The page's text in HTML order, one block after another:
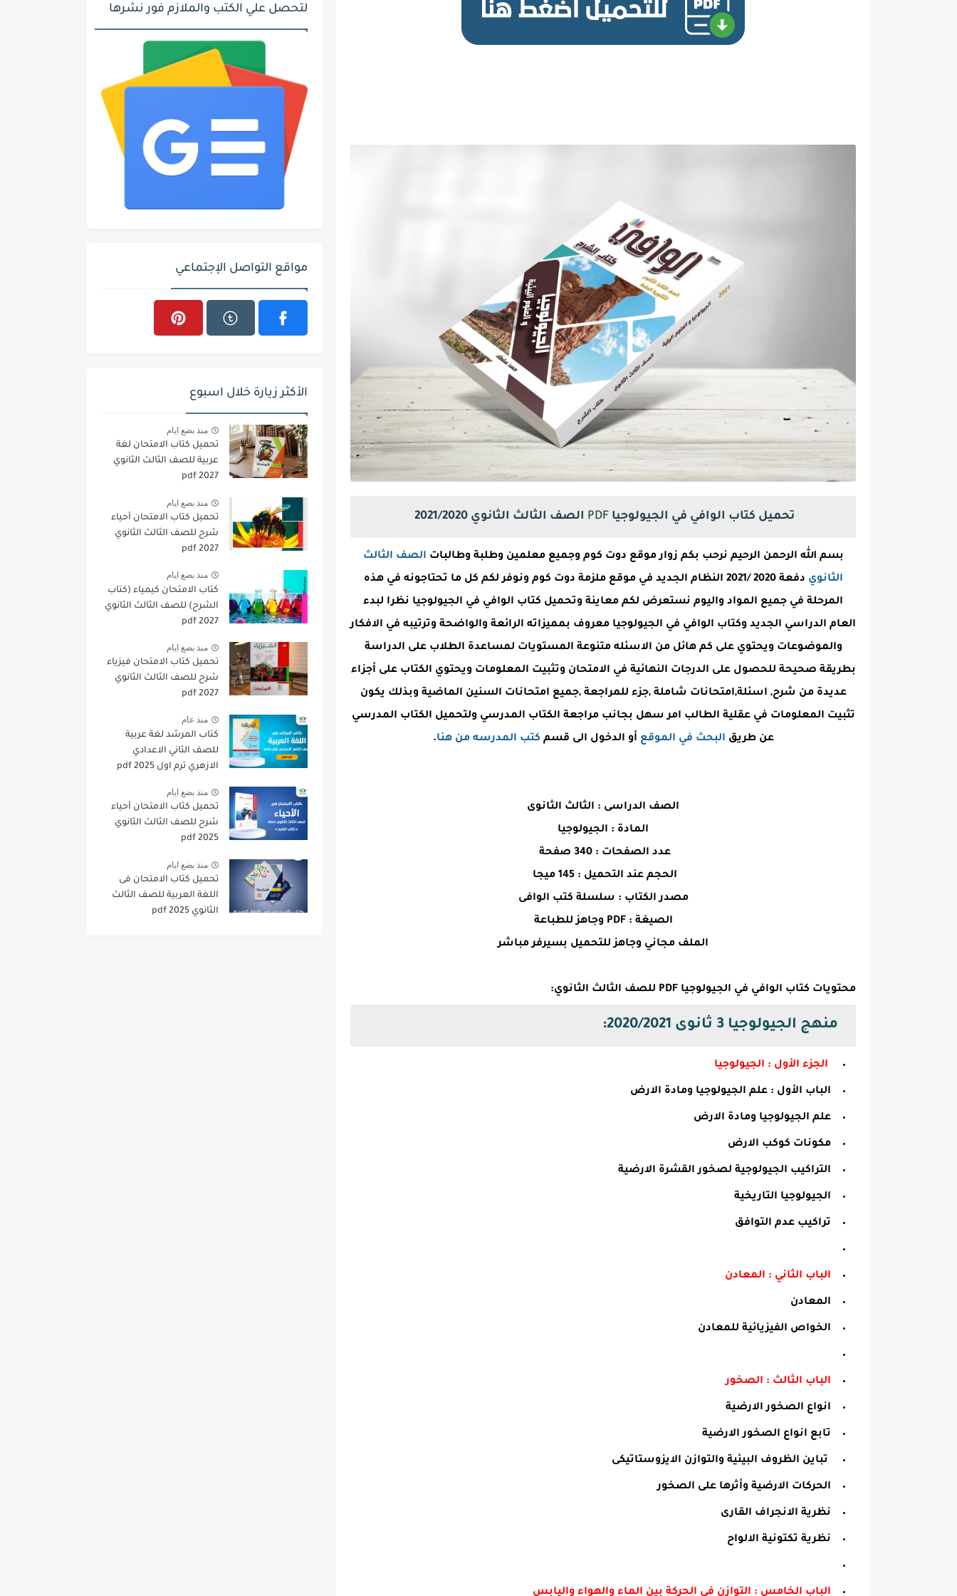
تحميل كتاب الوافي في الجيولوجيا PDF الصف الثالث الثانوي 2021/2020
بسم الله الرحمن الرحيم نرحب بكم زوار موقع دوت كوم وجميع معلمين وطلبة وطالبات الصف الثالث
الثانوي
دفعة 2020 /2021 النظام الجديد في موقع ملزمة دوت كوم ونوفر لكم كل ما تحتاجونه في هذه
المرحلة في جميع المواد واليوم نستعرض لكم معاينة وتحميل كتاب الوافي في الجيولوجيا نظرا لبدء
العام الدراسي الجديد وكتاب الوافي في الجيولوجيا معروف بمميزاته الرائعة والواضحة وترتيبه في الافكار
والموضوعات ويحتوي على كم هائل من الاسئله متنوعة المستويات لمساعدة الطلاب على الدراسة
بطريقة صحيحة للحصول على الدرجات النهائية في الامتحان وتثبيت المعلومات ويحتوي الكتاب على أجزاء
عديدة من شرح, اسئلة,امتحانات شاملة ,جزء للمراجعة ,جميع امتحانات السنين الماضية وبذلك يكون
تثبيت المعلومات في عقلية الطالب امر سهل بجانب مراجعة الكتاب المدرسي ولتحميل الكتاب المدرسي
عن طريق البحث في الموقع أو الدخول الى قسم كتب المدرسه من هنا.
الصف الدراسى : الثالث الثانوى
المادة : الجيولوجيا
عدد الصفحات : 340 صفحة
الحجم عند التحميل : 145 ميجا
مصدر الكتاب : سلسلة كتب الوافى
الصيغة : PDF وجاهز للطباعة
الملف مجاني وجاهز للتحميل بسيرفر مباشر
محتويات كتاب الوافي في الجيولوجيا PDF للصف الثالث الثانوي:
منهج الجيولوجيا
الجزء الأول : الجيولوجيا
الباب الأول : علم الجيولوجيا ومادة الارض
علم الجيولوجيا ومادة الارض
مكونات كوكب الارض
التراكيب الجيولوجية لصخور القشرة الارضية
الجيولوجيا التاريخية
تراكيب عدم التوافق
الباب الثاني : المعادن
المعادن
الخواص الفيزيائية للمعادن
الباب الثالث : الصخور
انواع الصخور الارضية
تابع انواع الصخور الارضية
تباين الظروف البيئية والتوازن الايزوستاتيكى
الحركات الارضية وأثرها على الصخور
نظرية الانجراف القارى
نظرية تكتونية الالواح
الباب الخامس : التوازن فى الحركة بين الماء والهواء واليابس
لتحصل علي الكتب والملازم فور نشرها
مواقع التواصل الإجتماعي
الأكثر زيارة خلال اسبوع
منذ بضع ايام
تحميل كتاب الامتحان لغة
عربية للصف الثالث الثانوي
2027 pdf
منذ بضع ايام
تحميل كتاب الامتحان أحياء
شرح للصف الثالث الثانوي
2027 pdf
منذ بضع ايام
كتاب الامتحان كيمياء (كتاب
الشرح) للصف الثالث الثانوي
pdf 2027
منذ بضع ايام
تحميل كتاب الامتحان فيزياء
شرح للصف الثالث الثانوي
2027 pdf
منذ عام
كتاب المرشد لغة عربية
للصف الثاني الاعدادي
الازهري ترم اول 2025 pdf
منذ بضع ايام
تحميل كتاب الامتحان أحياء
شرح للصف الثالث الثانوي
2025 pdf
منذ بضع ايام
تحميل كتاب الامتحان فى
اللغة العربية للصف الثالث
الثانوي 2025 pdf